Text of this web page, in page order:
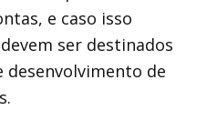
e caso isso
ser destinados
desenvolvimento de